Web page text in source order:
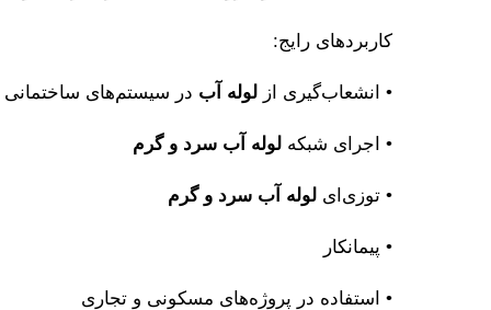
کاربردهای رایج:
• انشعاب‌گیری از لوله آب در سیستم‌های ساختمانی
• اجرای شبکه لوله آب سرد و گرم
• توزی‌ای لوله آب سرد و گرم
• پیمانکار
• استفاده در پروژه‌های مسکونی و تجاری